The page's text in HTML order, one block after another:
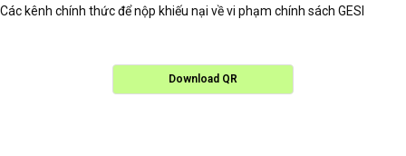
Các kênh chính thức để nộp khiếu nại về vi phạm chính sách GESI
Download QR